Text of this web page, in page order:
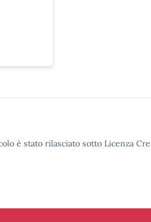
è stato rilasciato sotto Licenza